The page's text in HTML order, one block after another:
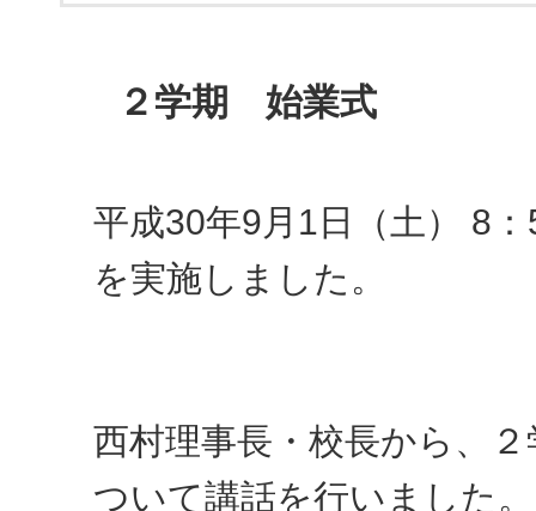
２学期 始業式
平成30年9月1日（土） 8
を実施しました。
西村理事長・校長から、
ついて講話を行いました。